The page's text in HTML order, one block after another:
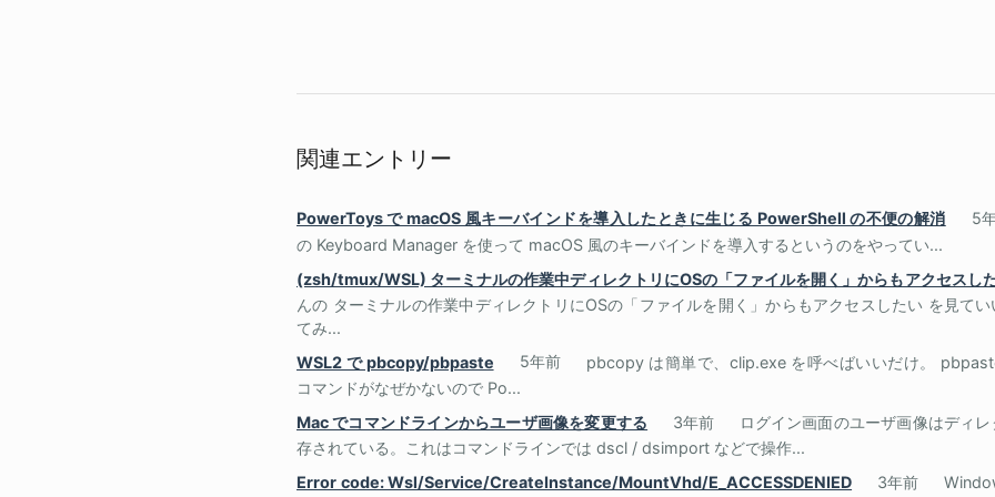
関連エントリー
PowerToys で macOS 風キーバインドを導入したときに生じる PowerShell の不便の解消
5
の Keyboard Manager を使って macOS 風のキーバインドを導入するというのをやってい...
(zsh/tmux/WSL) ターミナルの作業中ディレクトリにOSの「ファイルを開く」からもアクセスし
んの ターミナルの作業中ディレクトリにOSの「ファイルを開く」からもアクセスしたい を見て
てみ...
WSL2 で pbcopy/pbpaste
5年前
pbcopy は簡単で、clip.exe を呼べばいいだけ。
コマンドがなぜかないので Po...
Mac でコマンドラインからユーザ画像を変更する
3年前
ログイン画面のユーザ画像はディ
存されている。これはコマンドラインでは dscl / dsimport などで操作...
Error code: Wsl/Service/CreateInstance/MountVhd/E_ACCESSDENIED
3年前